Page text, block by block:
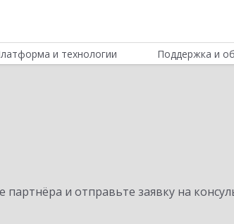
и технологии Поддержка и
и отправьте заявку на